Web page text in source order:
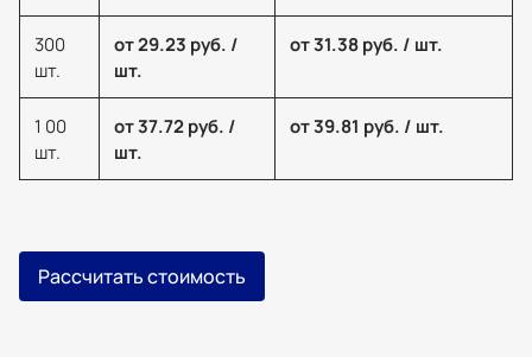
300
шт.
от 29.23 руб. /
шт.
от 31.38 руб. / шт.
1 00
шт.
от 37.72 руб. /
шт.
от 39.81 руб. / шт.
Рассчитать стоимость